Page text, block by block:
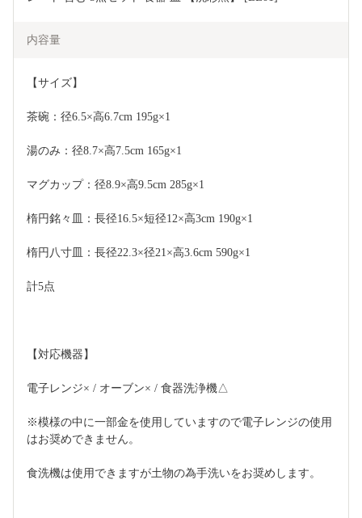
内容量
【サイズ】
茶碗：径6.5×高6.7cm 195g×1
湯のみ：径8.7×高7.5cm 165g×1
マグカップ：径8.9×高9.5cm 285g×1
楕円銘々皿：長径16.5×短径12×高3cm 190g×1
楕円八寸皿：長径22.3×径21×高3.6cm 590g×1
計5点
【対応機器】
電子レンジ× / オーブン× / 食器洗浄機△
※模様の中に一部金を使用していますので電子レンジの使用
はお奨めできません。
食洗機は使用できますが土物の為手洗いをお奨めします。